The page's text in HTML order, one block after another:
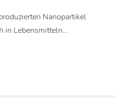
Nanopartikel
in Lebensmitteln…